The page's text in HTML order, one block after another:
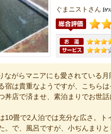
ぐまニストさん
ながらマニアにも愛されている
宿は貴重なようですが、こちら
丼店で済ませ、素泊まりでお世話
10畳で2人泊では充分な広さ。ト
。で、風呂ですが、小ぢんまり